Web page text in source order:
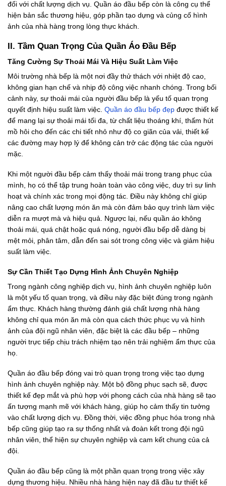
đối với chất lượng dịch vụ. Quần áo đầu bếp còn là công cụ thể
hiện bản sắc thương hiệu, góp phần tạo dựng và củng cố hình
ảnh của nhà hàng trong lòng thực khách.
II. Tầm Quan Trọng Của Quần Áo Đầu Bếp
Tăng Cường Sự Thoải Mái Và Hiệu Suất Làm Việc
Môi trường nhà bếp là một nơi đầy thử thách với nhiệt độ cao,
không gian hạn chế và nhịp độ công việc nhanh chóng. Trong bối
cảnh này, sự thoải mái của người đầu bếp là yếu tố quan trọng
quyết định hiệu suất làm việc. Quần áo đầu bếp đẹp được thiết kế
để mang lại sự thoải mái tối đa, từ chất liệu thoáng khí, thấm hút
mồ hôi cho đến các chi tiết nhỏ như độ co giãn của vải, thiết kế
các đường may hợp lý để không cản trở các động tác của người
mặc.
Khi một người đầu bếp cảm thấy thoải mái trong trang phục của
mình, họ có thể tập trung hoàn toàn vào công việc, duy trì sự linh
hoạt và chính xác trong mọi động tác. Điều này không chỉ giúp
nâng cao chất lượng món ăn mà còn đảm bảo quy trình làm việc
diễn ra mượt mà và hiệu quả. Ngược lại, nếu quần áo không
thoải mái, quá chật hoặc quá nóng, người đầu bếp dễ dàng bị
mệt mỏi, phân tâm, dẫn đến sai sót trong công việc và giảm hiệu
suất làm việc.
Sự Cần Thiết Tạo Dựng Hình Ảnh Chuyên Nghiệp
Trong ngành công nghiệp dịch vụ, hình ảnh chuyên nghiệp luôn
là một yếu tố quan trọng, và điều này đặc biệt đúng trong ngành
ẩm thực. Khách hàng thường đánh giá chất lượng nhà hàng
không chỉ qua món ăn mà còn qua cách thức phục vụ và hình
ảnh của đội ngũ nhân viên, đặc biệt là các đầu bếp – những
người trực tiếp chịu trách nhiệm tạo nên trải nghiệm ẩm thực của
họ.
Quần áo đầu bếp đóng vai trò quan trọng trong việc tạo dựng
hình ảnh chuyên nghiệp này. Một bộ đồng phục sạch sẽ, được
thiết kế đẹp mắt và phù hợp với phong cách của nhà hàng sẽ tạo
ấn tượng mạnh mẽ với khách hàng, giúp họ cảm thấy tin tưởng
vào chất lượng dịch vụ. Đồng thời, việc đồng phục hóa trong nhà
bếp cũng giúp tạo ra sự thống nhất và đoàn kết trong đội ngũ
nhân viên, thể hiện sự chuyên nghiệp và cam kết chung của cả
đội.
Quần áo đầu bếp cũng là một phần quan trọng trong việc xây
dựng thương hiệu. Nhiều nhà hàng hiện nay đã đầu tư thiết kế